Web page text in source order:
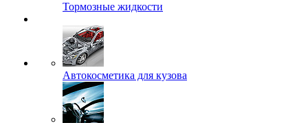
Тормозные жидкости
Автокосметика для кузова